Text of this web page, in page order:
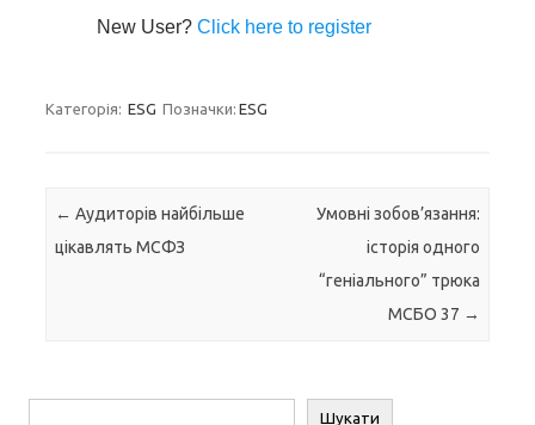
New User?Click here to register
Категорія: ESG Позначки: ESG
Навігація по запису
← Аудиторів найбільше
цікавлять МСФЗ
Умовні зобов’язання:
історія одного
“геніального” трюка
МСБО 37 →
Шукати